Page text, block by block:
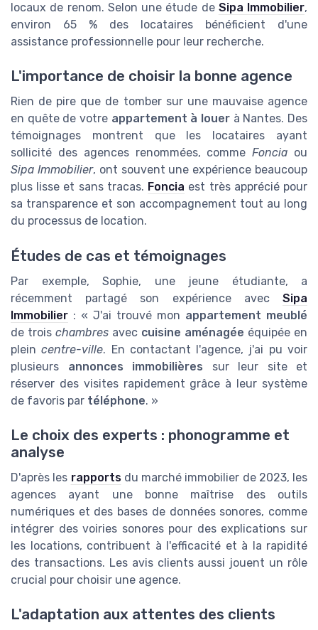
locaux de renom. Selon une étude de Sipa Immobilier,
environ 65 % des locataires bénéficient d'une
assistance professionnelle pour leur recherche.
L'importance de choisir la bonne agence
Rien de pire que de tomber sur une mauvaise agence
en quête de votre appartement à louer à Nantes. Des
témoignages montrent que les locataires ayant
sollicité des agences renommées, commeFoncia ou
Sipa Immobilier, ont souvent une expérience beaucoup
plus lisse et sans tracas. Foncia est très apprécié pour
sa transparence et son accompagnement tout au long
du processus de location.
Études de cas et témoignages
Par exemple, Sophie, une jeune étudiante, a
récemment partagé son expérience avec Sipa
Immobilier : « J'ai trouvé mon appartement meublé
de trois chambres avec cuisine aménagée équipée en
pleincentre-ville. En contactant l'agence, j'ai pu voir
plusieurs annonces immobilières sur leur site et
réserver des visites rapidement grâce à leur système
de favoris par téléphone. »
Le choix des experts : phonogramme et
analyse
D'après les rapportsdu marché immobilier de 2023, les
agences ayant une bonne maîtrise des outils
numériques et des bases de données sonores, comme
intégrer des voiries sonores pour des explications sur
les locations, contribuent à l'efficacité et à la rapidité
des transactions. Les avis clients aussi jouent un rôle
crucial pour choisir une agence.
L'adaptation aux attentes des clients